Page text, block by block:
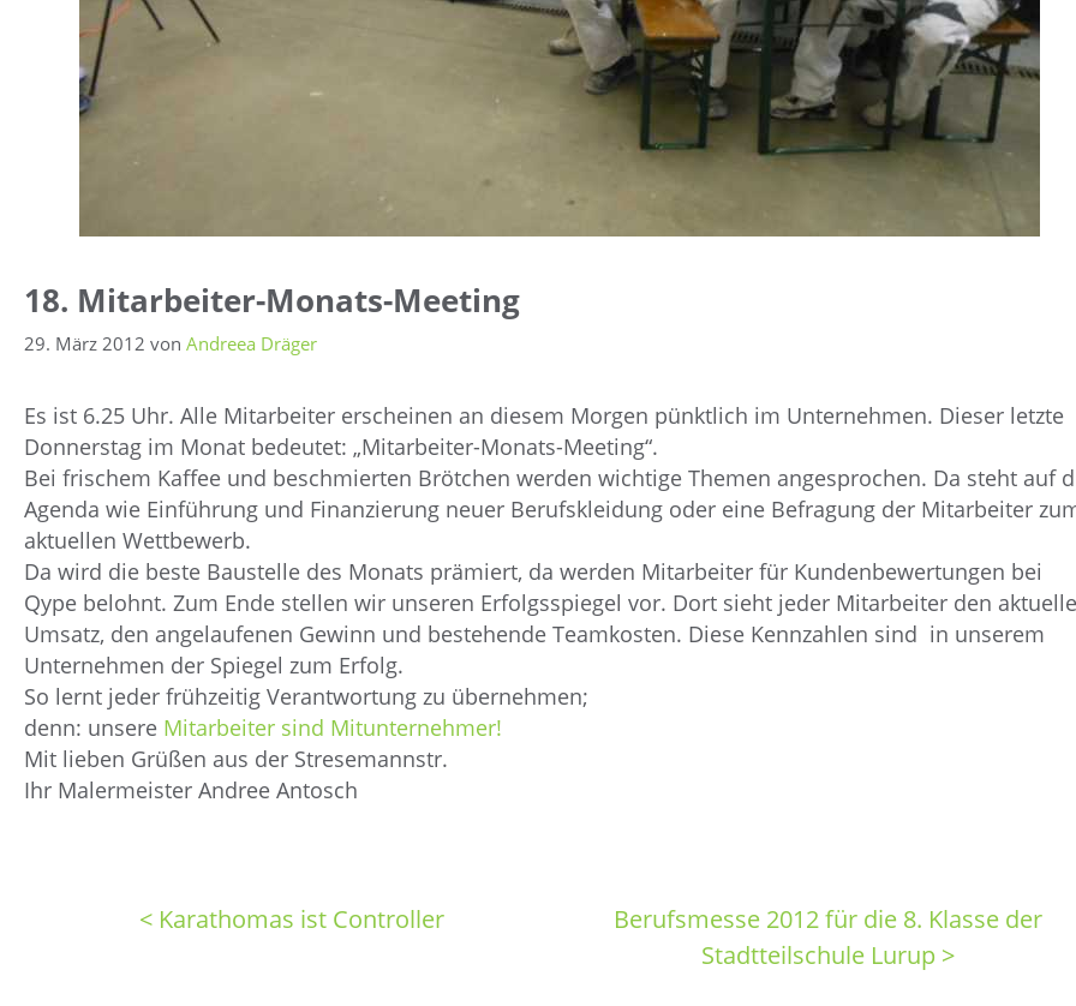
18. Mitarbeiter-Monats-Meeting
29. März 2012 von Andreea Dräger
Es ist 6.25 Uhr. Alle Mitarbeiter erscheinen an diesem Morgen pünktlich im Unternehmen. Dieser letzte
Donnerstag im Monat bedeutet: „Mitarbeiter-Monats-Meeting“.
Bei frischem Kaffee und beschmierten Brötchen werden wichtige Themen angesprochen. Da steht auf
Agenda wie Einführung und Finanzierung neuer Berufskleidung oder eine Befragung der Mitarbeiter
aktuellen Wettbewerb.
Da wird die beste Baustelle des Monats prämiert, da werden Mitarbeiter für Kundenbewertungen bei
Qype belohnt. Zum Ende stellen wir unseren Erfolgsspiegel vor. Dort sieht jeder Mitarbeiter den
Umsatz, den angelaufenen Gewinn und bestehende Teamkosten. Diese Kennzahlen sind in unserem
Unternehmen der Spiegel zum Erfolg.
So lernt jeder frühzeitig Verantwortung zu übernehmen;
denn: unsere Mitarbeiter sind Mitunternehmer!
Mit lieben Grüßen aus der Stresemannstr.
Ihr Malermeister Andree Antosch
< Karathomas ist Controller
Berufsmesse 2012 für die 8. Klasse der
Stadtteilschule Lurup >